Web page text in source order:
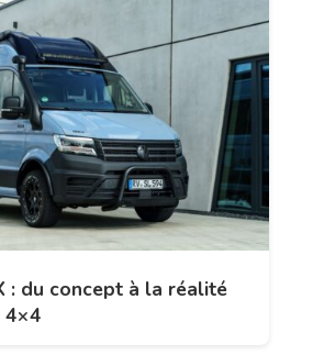
: du concept à la réalité
4×4